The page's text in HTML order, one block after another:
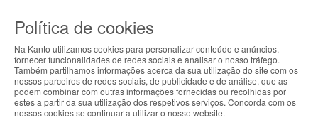
Contemporâneo
para
uma
Mesa
com
ABOUT THE COOKIES
Kanto handles information about your visit using
cookies that improve the performance of the
website, facilitate sharing via social networks and
Política de cookies
Na Kanto utilizamos cookies para personalizar conteúdo e anúncios,
fornecer funcionalidades de redes sociais e analisar o nosso tráfego.
Também partilhamos informações acerca da sua utilização do site com os
nossos parceiros de redes sociais, de publicidade e de análise, que as
podem combinar com outras informações fornecidas ou recolhidas por
estes a partir da sua utilização dos respetivos serviços. Concorda com os
nossos cookies se continuar a utilizar o nosso website.